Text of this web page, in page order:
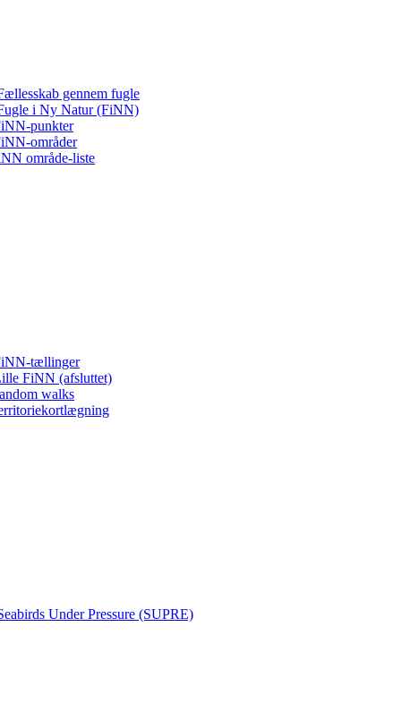
gennem fugle
i Ny Natur (FiNN)
punkter
områder
område-liste
tællinger
FiNN (afsluttet)
walks
Under Pressure (SUPRE)